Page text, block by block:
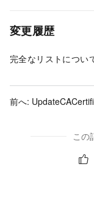
変更履歴
完全なリストについ
前へ:
この